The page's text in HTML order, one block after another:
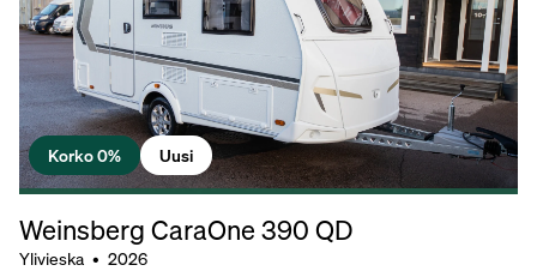
Korko 0% Uusi
Weinsberg CaraOne 390 QD
Ylivieska • 2026